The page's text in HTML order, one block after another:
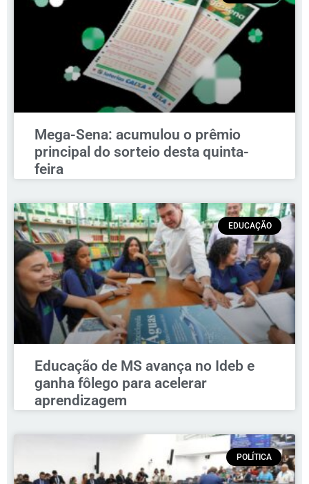
Mega-Sena: acumulou o prêmio
principal do sorteio desta quinta-
feira
EDUCAÇÃO
Educação de MS avança no Ideb e
ganha fôlego para acelerar
aprendizagem
POLÍTICA